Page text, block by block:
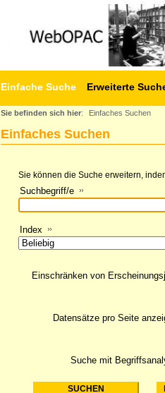
Einfache Suche Erweiterte
Sie befinden sich hier: Einfaches Suchen
Einfaches Suchen
Sie können die Suche erweitern,
Suchbegriff/e
Index
Suche mit
Einschränken von
Datensätze pro Seite